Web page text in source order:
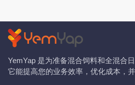
YemYap 是为准备混合饲料和全混合
它能提高您的业务效率，优化成本，